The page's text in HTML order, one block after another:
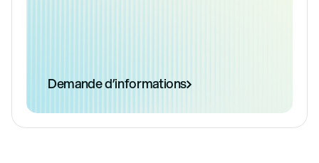
Demande d’informations